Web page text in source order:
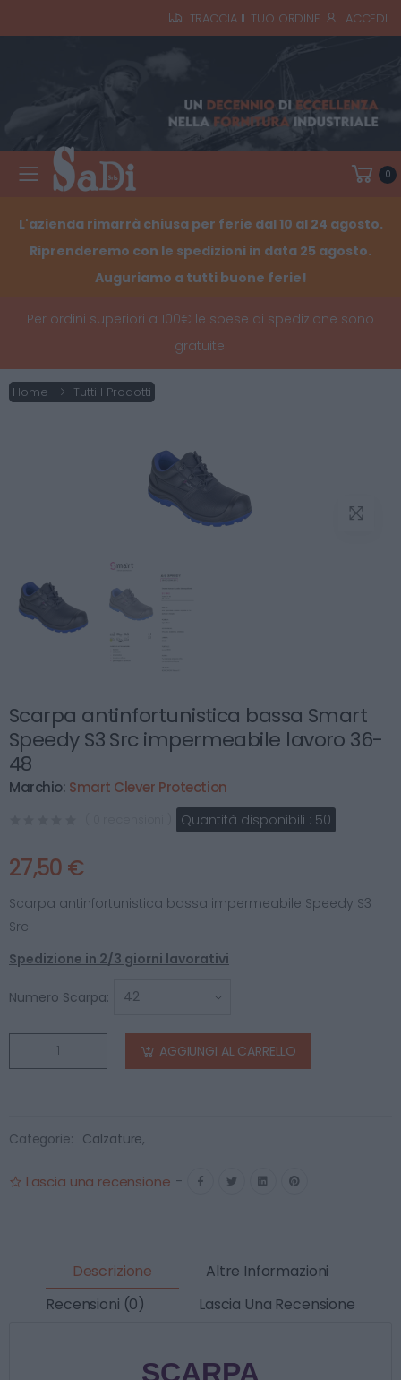
TRACCIA IL TUO ORDINE ACCEDI
Toggle mobile menu 0
L'azienda rimarrà chiusa per ferie dal 10 al 24 agosto.
Riprenderemo con le spedizioni in data 25 agosto.
Auguriamo a tutti buone ferie!
Per ordini superiori a 100€ le spese di spedizione sono
gratuite!
Home Tutti I Prodotti
Scarpa antinfortunistica bassa Smart
Speedy S3 Src impermeabile lavoro 36-
48
Marchio: Smart Clever Protection
Quantità disponibili : 50
27,50 €
Scarpa antinfortunistica bassa impermeabile Speedy S3
Src
Spedizione in 2/3 giorni lavorativi
Numero Scarpa:
AGGIUNGI AL CARRELLO
Categorie: Calzature,
Lascia una recensione -
Descrizione
Altre Informazioni
Recensioni (0)
Lascia Una Recensione
SCARPA